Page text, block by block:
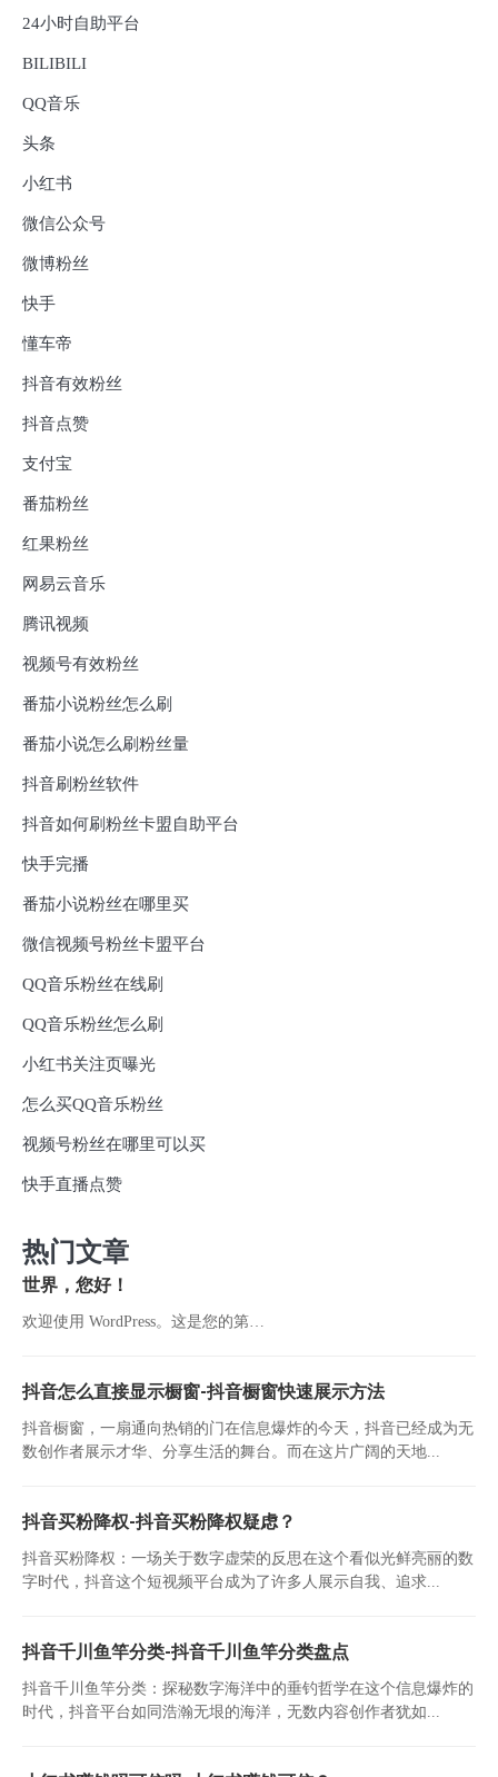
24小时自助平台
BILIBILI
QQ音乐
头条
小红书
微信公众号
微博粉丝
快手
懂车帝
抖音有效粉丝
抖音点赞
支付宝
番茄粉丝
红果粉丝
网易云音乐
腾讯视频
视频号有效粉丝
番茄小说粉丝怎么刷
番茄小说怎么刷粉丝量
抖音刷粉丝软件
抖音如何刷粉丝卡盟自助平台
快手完播
番茄小说粉丝在哪里买
微信视频号粉丝卡盟平台
QQ音乐粉丝在线刷
QQ音乐粉丝怎么刷
小红书关注页曝光
怎么买QQ音乐粉丝
视频号粉丝在哪里可以买
快手直播点赞
热门文章
世界，您好！
欢迎使用 WordPress。这是您的第…
抖音怎么直接显示橱窗-抖音橱窗快速展示方法
抖音橱窗，一扇通向热销的门在信息爆炸的今天，抖音已经成为无
数创作者展示才华、分享生活的舞台。而在这片广阔的天地...
抖音买粉降权-抖音买粉降权疑虑？
抖音买粉降权：一场关于数字虚荣的反思在这个看似光鲜亮丽的数
字时代，抖音这个短视频平台成为了许多人展示自我、追求...
抖音千川鱼竿分类-抖音千川鱼竿分类盘点
抖音千川鱼竿分类：探秘数字海洋中的垂钓哲学在这个信息爆炸的
时代，抖音平台如同浩瀚无垠的海洋，无数内容创作者犹如...